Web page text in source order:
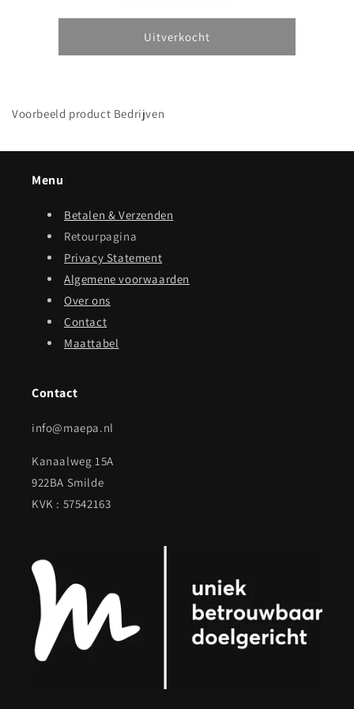
verlagen
voor
Voorbeeld
product
verhogen
voor
product
Uitverkocht
Voorbeeld product Bedrijven
Menu
Betalen & Verzenden
Retourpagina
Privacy Statement
Algemene voorwaarden
Over ons
Contact
Maattabel
Contact
info@maepa.nl
Kanaalweg 15A
922BA Smilde
KVK : 57542163